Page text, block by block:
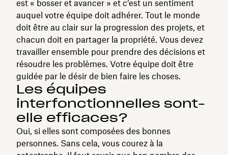
est « bosser et avancer » et c’est un sentiment
auquel votre équipe doit adhérer. Tout le monde
doit être au clair sur la progression des projets, et
chacun doit en partager la propriété. Vous devez
travailler ensemble pour prendre des décisions et
résoudre les problèmes. Votre équipe doit être
guidée par le désir de bien faire les choses.
Les équipes
interfonctionnelles sont-
elle efficaces?
Oui, si elles sont composées des bonnes
personnes. Sans cela, vous courez à la